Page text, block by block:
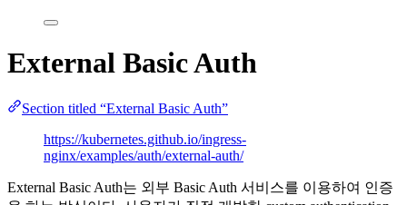
External Basic Auth
Section titled “External Basic Auth”
https://kubernetes.github.io/ingress-
nginx/examples/auth/external-auth/
External Basic Auth는 외부 Basic Auth 서비스를 이용하여 인증